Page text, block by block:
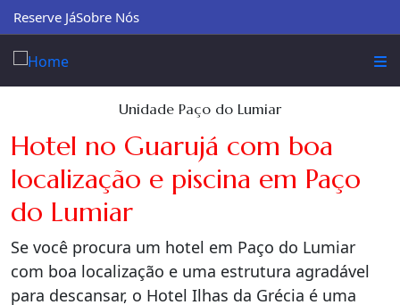
Reserve JáSobre Nós
Unidade Paço do Lumiar
Hotel no Guarujá com boa
localização e piscina em Paço
do Lumiar
Se você procura um hotel em Paço do Lumiar
com boa localização e uma estrutura agradável
para descansar, o Hotel Ilhas da Grécia é uma